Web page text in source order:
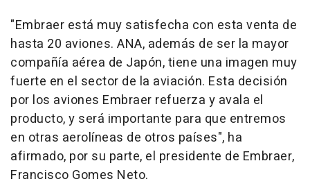
"Embraer está muy satisfecha con esta venta de
hasta 20 aviones. ANA, además de ser la mayor
compañía aérea de Japón, tiene una imagen muy
fuerte en el sector de la aviación. Esta decisión
por los aviones Embraer refuerza y avala el
producto, y será importante para que entremos
en otras aerolíneas de otros países", ha
afirmado, por su parte, el presidente de Embraer,
Francisco Gomes Neto.